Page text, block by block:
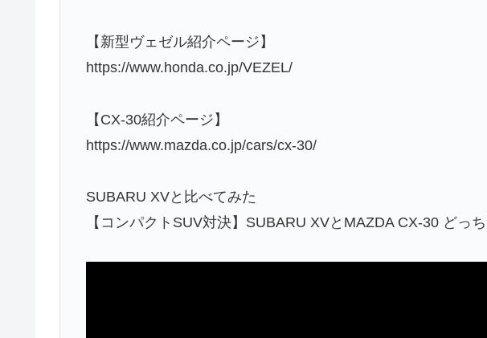
【新型ヴェゼル紹介ページ】
https://www.honda.co.jp/VEZEL/
【CX-30紹介ページ】
https://www.mazda.co.jp/cars/cx-30/
SUBARU XVと比べてみた
【コンパクトSUV対決】SUBARU XVとMAZDA CX-30 どっち